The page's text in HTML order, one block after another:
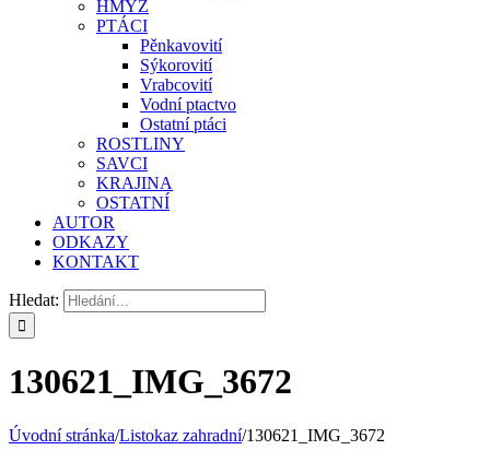
HMYZ
PTÁCI
Pěnkavovití
Sýkorovití
Vrabcovití
Vodní ptactvo
Ostatní ptáci
ROSTLINY
SAVCI
KRAJINA
OSTATNÍ
AUTOR
ODKAZY
KONTAKT
Hledat:
130621_IMG_3672
Úvodní stránka/Listokaz zahradní/130621_IMG_3672